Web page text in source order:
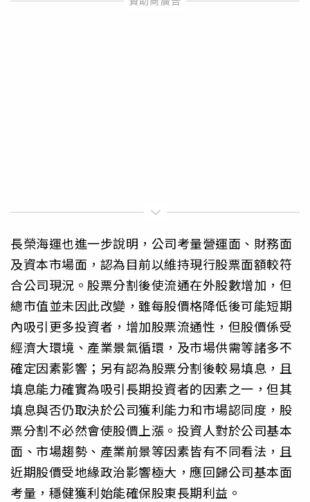
長榮海運也進一步說明，公司考量營運面、財務面
及資本市場面，認為目前以維持現行股票面額較符
合公司現況。股票分割後使流通在外股數增加，但
總市值並未因此改變，雖每股價格降低後可能短期
內吸引更多投資者，增加股票流通性，但股價係受
經濟大環境、產業景氣循環，及市場供需等諸多不
確定因素影響；另有認為股票分割後較易填息，且
填息能力確實為吸引長期投資者的因素之一，但其
填息與否仍取決於公司獲利能力和市場認同度，股
票分割不必然會使股價上漲。投資人對於公司基本
面、市場趨勢、產業前景等因素皆有不同看法，且
近期股價受地緣政治影響極大，應回歸公司基本面
考量，穩健獲利始能確保股東長期利益。